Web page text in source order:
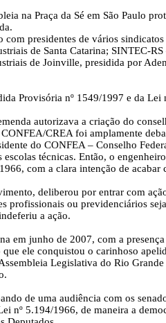
na Praça da Sé em São Paulo
presidentes de vários
de Santa Catarina; SINTEC-
de Joinville, presidida por
Provisória nº 1549/1997 e da
autorizava a criação do
CREA foi amplamente
do CONFEA – Conselho
técnicas. Então, o
com a clara intenção de
deliberou por entrar com
profissionais ou previdenciários
a ação.
em junho de 2007, com a
ele conquistou o carinhoso
Legislativa do Rio
de uma audiência com os
nº 5.194/1966, de maneira a